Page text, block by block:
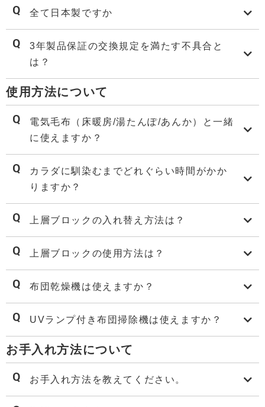
全て日本製ですか
3年製品保証の交換規定を満たす不具合と
は？
使用方法について
電気毛布（床暖房/湯たんぽ/あんか）と一緒
に使えますか？
カラダに馴染むまでどれぐらい時間がかか
りますか？
上層ブロックの入れ替え方法は？
上層ブロックの使用方法は？
布団乾燥機は使えますか？
UVランプ付き布団掃除機は使えますか？
お手入れ方法について
お手入れ方法を教えてください。